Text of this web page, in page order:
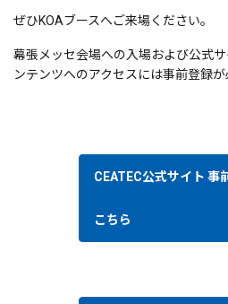
ぜひKOAブースへご来場ください。
幕張メッセ会場への入場および公式
ンテンツへのアクセスには事前登録が
CEATEC公式サイト 事
こちら